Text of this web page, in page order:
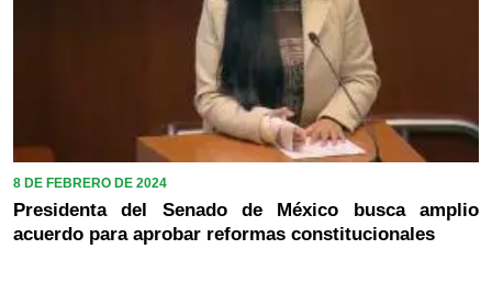
8 DE FEBRERO DE 2024
Presidenta del Senado de México busca amplio
acuerdo para aprobar reformas constitucionales